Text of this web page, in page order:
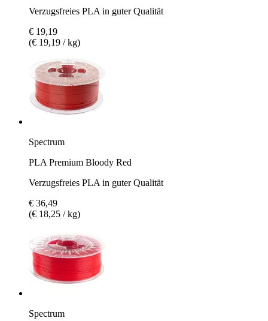
Verzugsfreies PLA in guter Qualität
€ 19,19
(€ 19,19 / kg)
Spectrum
PLA Premium Bloody Red
Verzugsfreies PLA in guter Qualität
€ 36,49
(€ 18,25 / kg)
Spectrum